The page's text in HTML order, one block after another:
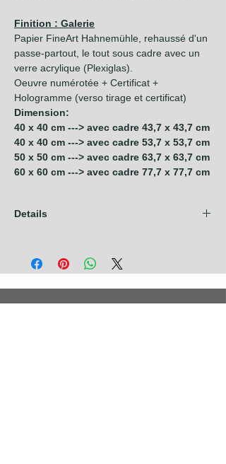
Finition : Galerie
Papier FineArt Hahnemühle, rehaussé d'un
passe-partout, le tout sous cadre avec un
verre acrylique (Plexiglas).
Oeuvre numérotée + Certificat +
Hologramme (verso tirage et certificat)
Dimension:
40 x 40 cm ---> avec cadre 43,7 x 43,7 cm
40 x 40 cm ---> avec cadre 53,7 x 53,7 cm
50 x 50 cm ---> avec cadre 63,7 x 63,7 cm
60 x 60 cm ---> avec cadre 77,7 x 77,7 cm
Details
Européenne + Royaume Uni + Canada +